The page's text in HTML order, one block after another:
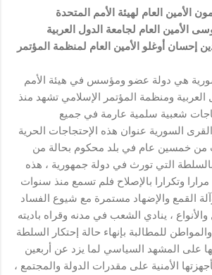
الأمين العام لهيئة الأمم المتحدة
الأمين العام لجامعة الدول العربية
إحسان أوغلو الأمين العام لمنظمة المؤتمر
هي دولة عضو ومؤسس في هيئة الأمم
العربية ومنظمة المؤتمر الإسلامي تشهد منذ
شعبية سلمية عارمة في جميع
السورية عنوان هذه الإحتجاجات الحرية
من خمسين عام في بلد محكوم بحالة من
بالسلطة التي تورث في دولة جمهورية ، هذه
وتكرارا بالإصلاح فلم تسمع منذ سنوات
القمع والإضهاد مستمرة مع شيوع الفساد
، ينادي الشعب في مدنه وقراه باديته
للمطالبة بإنهاء حالة إحتكار السلطة
على المشهد السياسي لما يزد عن أربعين
الأمنية على مقدرات الدولة والمجتمع ،